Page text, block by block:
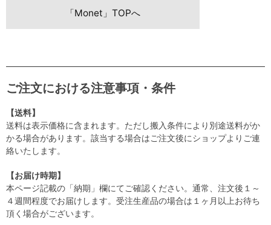
「Monet」TOPへ
ご注文における注意事項・条件
【送料】
送料は表示価格に含まれます。ただし搬入条件により別途送料がか
かる場合があります。該当する場合はご注文後にショップよりご連
絡いたします。
【お届け時期】
本ページ記載の「納期」欄にてご確認ください。通常、注文後１～
４週間程度でお届けします。受注生産品の場合は１ヶ月以上お待ち
頂く場合がございます。